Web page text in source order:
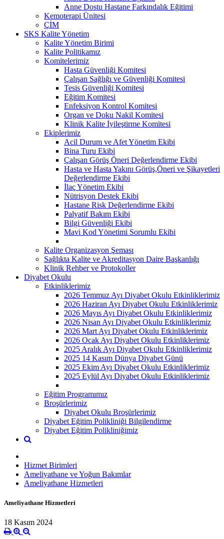
Anne Dostu Hastane Farkındalık Eğitimi
Kemoterapi Ünitesi
ÇİM
SKS Kalite Yönetim
Kalite Yönetim Birimi
Kalite Politikamız
Komitelerimiz
Hasta Güvenliği Komitesi
Çalışan Sağlığı ve Güvenliği Komitesi
Tesis Güvenliği Komitesi
Eğitim Komitesi
Enfeksiyon Kontrol Komitesi
Organ ve Doku Nakil Komitesi
Klinik Kalite İyileştirme Komitesi
Ekiplerimiz
Acil Durum ve Afet Yönetim Ekibi
Bina Turu Ekibi
Çalışan Görüş Öneri Değerlendirme Ekibi
Hasta ve Hasta Yakını Görüş,Öneri ve Şikayetleri
Değerlendirme Ekibi
İlaç Yönetim Ekibi
Nütrisyon Destek Ekibi
Hastane Risk Değerlendirme Ekibi
Palyatif Bakım Ekibi
Bilgi Güvenliği Ekibi
Mavi Kod Yönetimi Sorumlu Ekibi
Kalite Organizasyon Şeması
Sağlıkta Kalite ve Akreditasyon Daire Başkanlığı
Klinik Rehber ve Protokoller
Diyabet Okulu
Etkinliklerimiz
2026 Temmuz Ayı Diyabet Okulu Etkinliklerimiz
2026 Haziran Ayı Diyabet Okulu Etkinliklerimiz
2026 Mayıs Ayı Diyabet Okulu Etkinliklerimiz
2026 Nisan Ayı Diyabet Okulu Etkinliklerimiz
2026 Mart Ayı Diyabet Okulu Etkinliklerimiz
2026 Ocak Ayı Diyabet Okulu Etkinliklerimiz
2025 Aralık Ayı Diyabet Okulu Etkinliklerimiz
2025 14 Kasım Dünya Diyabet Günü
2025 Ekim Ayı Diyabet Okulu Etkinliklerimiz
2025 Eylül Ayı Diyabet Okulu Etkinliklerimiz
Eğitim Programımız
Broşürlerimiz
Diyabet Okulu Broşürlerimiz
Diyabet Eğitim Polikliniği Bilgilendirme
Diyabet Eğitim Polikliniğimiz
Hizmet Birimleri
Ameliyathane ve Yoğun Bakımlar
Ameliyathane Hizmetleri
Ameliyathane Hizmetleri
18 Kasım 2024